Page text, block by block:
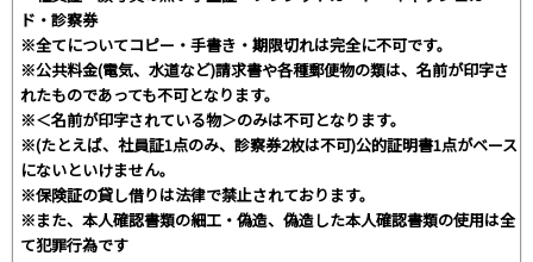
ド・診察券
※全てについてコピー・手書き・期限切れは完全に不可です。
※公共料金(電気、水道など)請求書や各種郵便物の類は、名前が印字さ
れたものであっても不可となります。
※＜名前が印字されている物＞のみは不可となります。
※(たとえば、社員証1点のみ、診察券2枚は不可)公的証明書1点がベース
にないといけません。
※保険証の貸し借りは法律で禁止されております。
※また、本人確認書類の細工・偽造、偽造した本人確認書類の使用は全
て犯罪行為です